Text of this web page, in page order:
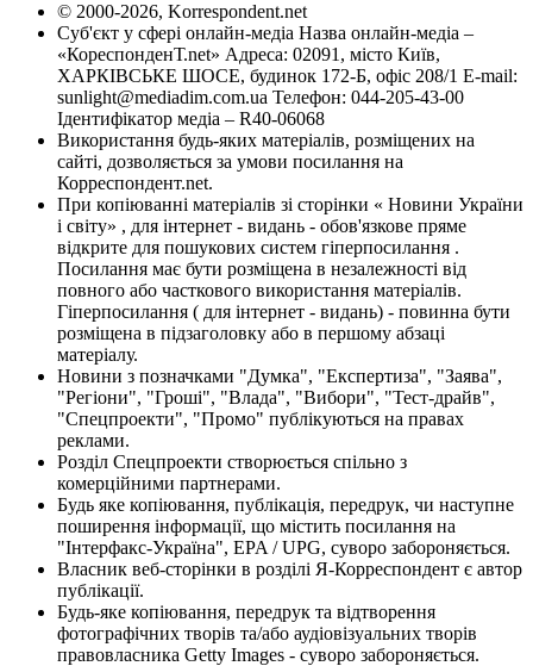
© 2000-2026, Korrespondent.net
Суб'єкт у сфері онлайн-медіа Назва онлайн-медіа –
«КореспонденТ.net» Адреса: 02091, місто Київ,
ХАРКІВСЬКЕ ШОСЕ, будинок 172-Б, офіс 208/1 E-mail:
sunlight@mediadim.com.ua Телефон: 044-205-43-00
Ідентифікатор медіа – R40-06068
Використання будь-яких матеріалів, розміщених на
сайті, дозволяється за умови посилання на
Корреспондент.net.
При копіюванні матеріалів зі сторінки « Новини України
і світу» , для інтернет - видань - обов'язкове пряме
відкрите для пошукових систем гіперпосилання .
Посилання має бути розміщена в незалежності від
повного або часткового використання матеріалів.
Гіперпосилання ( для інтернет - видань) - повинна бути
розміщена в підзаголовку або в першому абзаці
матеріалу.
Новини з позначками "Думка", "Експертиза", "Заява",
"Регіони", "Гроші", "Влада", "Вибори", "Тест-драйв",
"Спецпроекти", "Промо" публікуються на правах
реклами.
Розділ Спецпроекти створюється спільно з
комерційними партнерами.
Будь яке копіювання, публікація, передрук, чи наступне
поширення інформації, що містить посилання на
"Інтерфакс-Україна", EPA / UPG, суворо забороняється.
Власник веб-сторінки в розділі Я-Корреспондент є автор
публікації.
Будь-яке копіювання, передрук та відтворення
фотографічних творів та/або аудіовізуальних творів
правовласника Getty Images - суворо забороняється.